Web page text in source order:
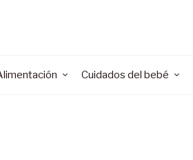
Cuidados del bebé